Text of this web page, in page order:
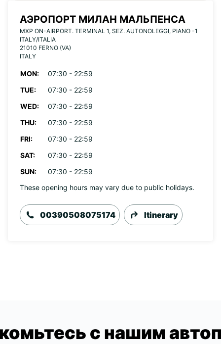
АЭРОПОРТ МИЛАН МАЛЬПЕНСА
MXP ON-AIRPORT. TERMINAL 1, SEZ. AUTONOLEGGI, PIANO -1
ITALY/ITALIA
21010 FERNO (VA)
ITALY
MON:
07:30 - 22:59
TUE:
07:30 - 22:59
WED:
07:30 - 22:59
THU:
07:30 - 22:59
FRI:
07:30 - 22:59
SAT:
07:30 - 22:59
SUN:
07:30 - 22:59
These opening hours may vary due to public holidays.
00390508075174 Itinerary
с нашим